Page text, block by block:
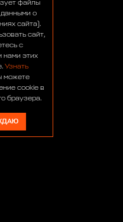
файлы
о
сайта).
сайт,
с
нами этих
Узнать
можете
cookie в
браузера.